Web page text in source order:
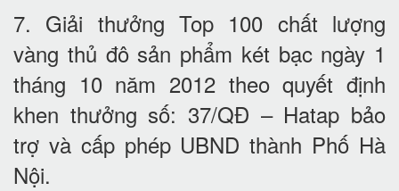
7. Giải thưởng Top 100 chất lượng
vàng thủ đô sản phẩm két bạc ngày 1
tháng 10 năm 2012 theo quyết định
khen thưởng số: 37/QĐ – Hatap bảo
trợ và cấp phép UBND thành Phố Hà
Nội.